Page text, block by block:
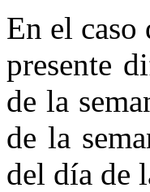
En el caso
presente
de la
de la
del día de